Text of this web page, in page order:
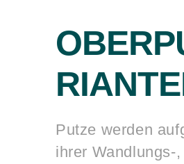
Putze werden
ihrer Wandlungs-,